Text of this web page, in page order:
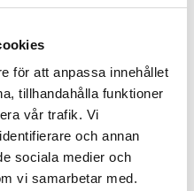
för att anpassa innehållet
tillhandahålla funktioner
vår trafik. Vi
och annan
sociala medier och
vi samarbetar med.